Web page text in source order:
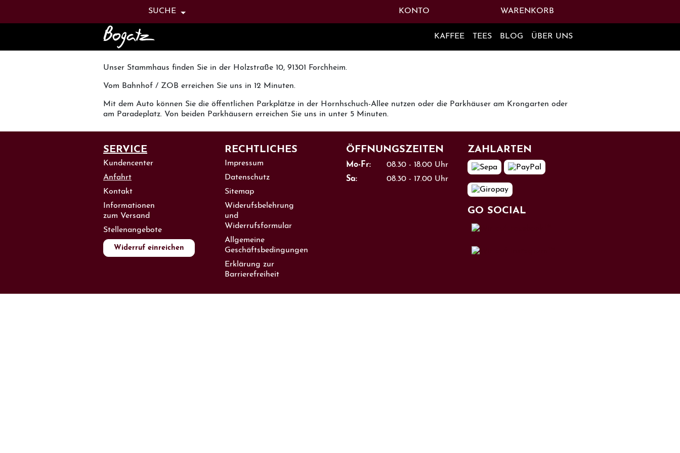
SUCHE KONTOTASTENKOMBINATION: ALT + K
WARENKORB
KAFFEEHAT UNTERMENÜ
TEESHAT UNTERMENÜ
BLOG ÜBER UNSHAT UNTERMENÜ
Unser Stammhaus finden Sie in der Holzstraße 10, 91301 Forchheim.
Vom Bahnhof / ZOB erreichen Sie uns in 12 Minuten.
Mit dem Auto können Sie die öffentlichen Parkplätze in der Hornhschuch-Allee nutzen oder die Parkhäuser am Krongarten oder
am Paradeplatz. Von beiden Parkhäusern erreichen Sie uns in unter 5 Minuten.
SERVICE
Kundencenter
Anfahrt
Kontakt
Informationen
zum Versand
Stellenangebote
Widerruf einreichen
RECHTLICHES
Impressum
Datenschutz
Sitemap
Widerufsbelehrung
und
Widerrufsformular
Allgemeine
Geschäftsbedingungen
Erklärung zur
Barrierefreiheit
ÖFFNUNGS­ZEITEN
Mo-Fr:
08.30 - 18.00 Uhr
Sa:
08.30 - 17.00 Uhr
ZAHL­ARTEN
GO SOCIAL